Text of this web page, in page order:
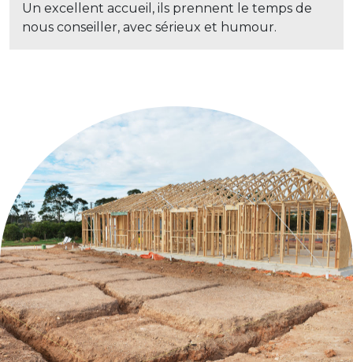
Un excellent accueil, ils prennent le temps de
nous conseiller, avec sérieux et humour.